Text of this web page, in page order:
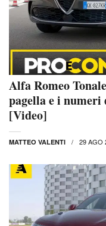
Alfa Romeo
pagella e i
[Video]
MATTEO VALENTI 29 AGO